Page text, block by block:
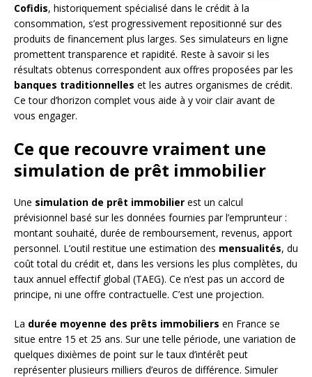
Cofidis, historiquement spécialisé dans le crédit à la
consommation, s’est progressivement repositionné sur des
produits de financement plus larges. Ses simulateurs en ligne
promettent transparence et rapidité. Reste à savoir si les
résultats obtenus correspondent aux offres proposées par les
banques traditionnelles et les autres organismes de crédit.
Ce tour d’horizon complet vous aide à y voir clair avant de
vous engager.
Ce que recouvre vraiment une
simulation de prêt immobilier
Une simulation de prêt immobilier est un calcul
prévisionnel basé sur les données fournies par l’emprunteur :
montant souhaité, durée de remboursement, revenus, apport
personnel. L’outil restitue une estimation des mensualités, du
coût total du crédit et, dans les versions les plus complètes, du
taux annuel effectif global (TAEG). Ce n’est pas un accord de
principe, ni une offre contractuelle. C’est une projection.
La durée moyenne des prêts immobiliers en France se
situe entre 15 et 25 ans. Sur une telle période, une variation de
quelques dixièmes de point sur le taux d’intérêt peut
représenter plusieurs milliers d’euros de différence. Simuler